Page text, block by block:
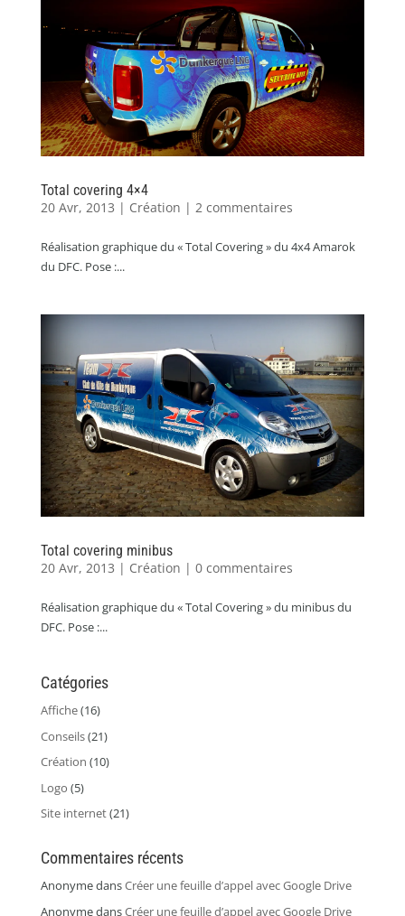
Total covering 4×4
20 Avr, 2013 | Création | 2 commentaires
Réalisation graphique du « Total Covering » du 4x4 Amarok
du DFC. Pose :...
Total covering minibus
20 Avr, 2013 | Création | 0 commentaires
Réalisation graphique du « Total Covering » du minibus du
DFC. Pose :...
Catégories
Affiche(16)
Conseils(21)
Création (10)
Logo (5)
Site internet(21)
Commentaires récents
AnonymedansCréer une feuille d’appel avec Google Drive
AnonymedansCréer une feuille d’appel avec Google Drive